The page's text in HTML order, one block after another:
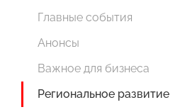
Главные события
Анонсы
Важное для бизнеса
Региональное развитие